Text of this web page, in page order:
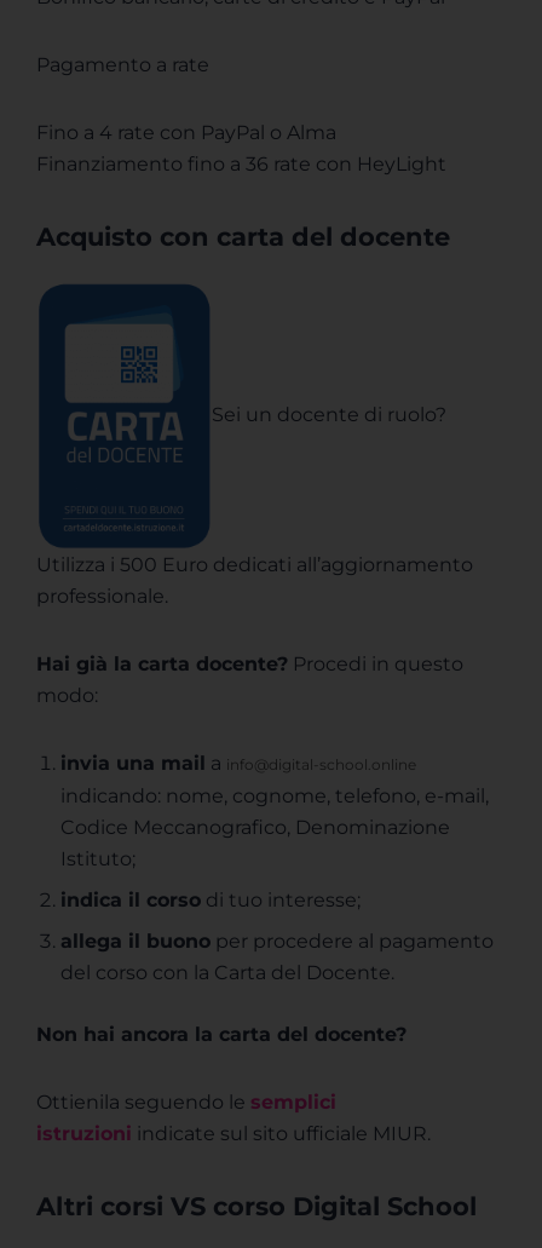
Pagamento a rate
Fino a 4 rate con PayPal o Alma
Finanziamento fino a 36 rate con HeyLight
Acquisto con carta del docente
Sei un docente di ruolo?
Utilizza i 500 Euro dedicati all’aggiornamento
professionale.
Hai già la carta docente? Procedi in questo
modo:
invia una mail a info@digital-school.online
indicando: nome, cognome, telefono, e-mail,
Codice Meccanografico, Denominazione
Istituto;
indica il corso di tuo interesse;
allega il buono per procedere al pagamento
del corso con la Carta del Docente.
Non hai ancora la carta del docente?
Ottienila seguendo le semplici
istruzioni indicate sul sito ufficiale MIUR.
Altri corsi VS corso Digital School